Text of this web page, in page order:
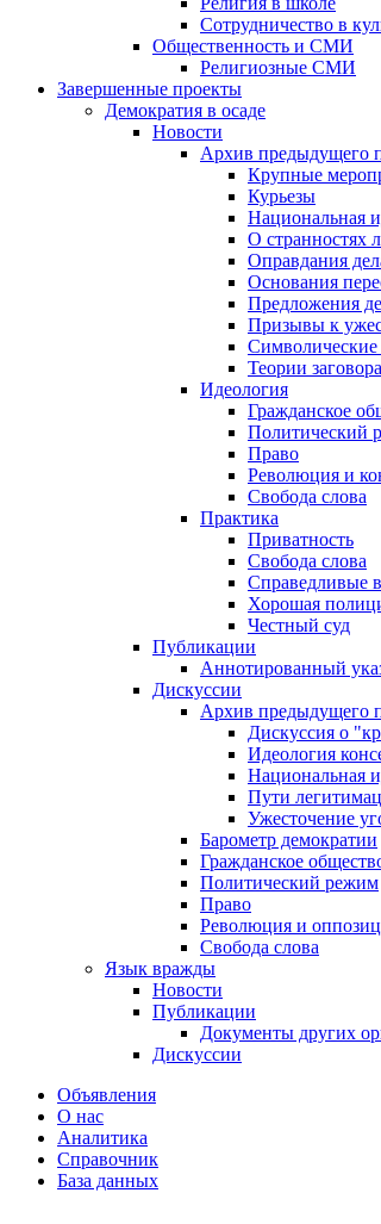
Сотрудничество в
Общественность и СМИ
Религиозные СМИ
Завершенные проекты
Демократия в осаде
Новости
Архив предыдущего
Крупные
Курьезы
Национальная
О странностях
Оправдания
Основания
Предложения
Призывы к
Символические
Теории заговора
Идеология
Гражданское
Политический
Право
Революция и
Свобода слова
Практика
Приватность
Свобода слова
Справедливые
Хорошая
Честный суд
Публикации
Аннотированный
Дискуссии
Архив предыдущего
Дискуссия о
Идеология
Национальная
Пути
Ужесточение
Барометр демократии
Гражданское
Политический режим
Право
Революция и
Свобода слова
Язык вражды
Новости
Публикации
Документы других
Дискуссии
Объявления
О нас
Аналитика
Справочник
База данных